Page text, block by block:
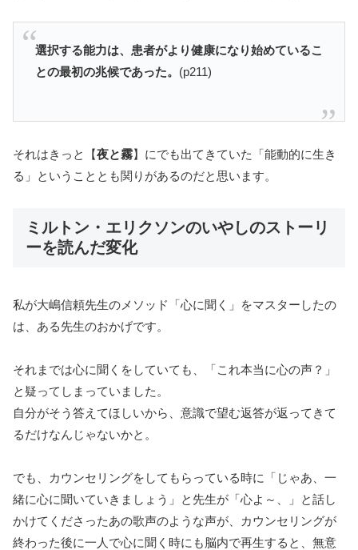
選択する能力は、患者がより健康になり始めているこ
との最初の兆候であった。 (p211)
それはきっと【夜と霧】にでも出てきていた「能動的に生き
る」ということとも関りがあるのだと思います。
ミルトン・エリクソンのいやしのストーリ
ーを読んだ変化
私が大嶋信頼先生のメソッド「心に聞く」をマスターしたの
は、ある先生のおかげです。
それまでは心に聞くをしていても、「これ本当に心の声？」
と疑ってしまっていました。
自分がそう答えてほしいから、意識で望む返答が返ってきて
るだけなんじゃないかと。
でも、カウンセリングをしてもらっている時に「じゃあ、一
緒に心に聞いていきましょう」と先生が「心よ～、」と話し
かけてくださったあの歌声のような声が、カウンセリングが
終わった後に一人で心に聞く時にも脳内で再生すると、無意